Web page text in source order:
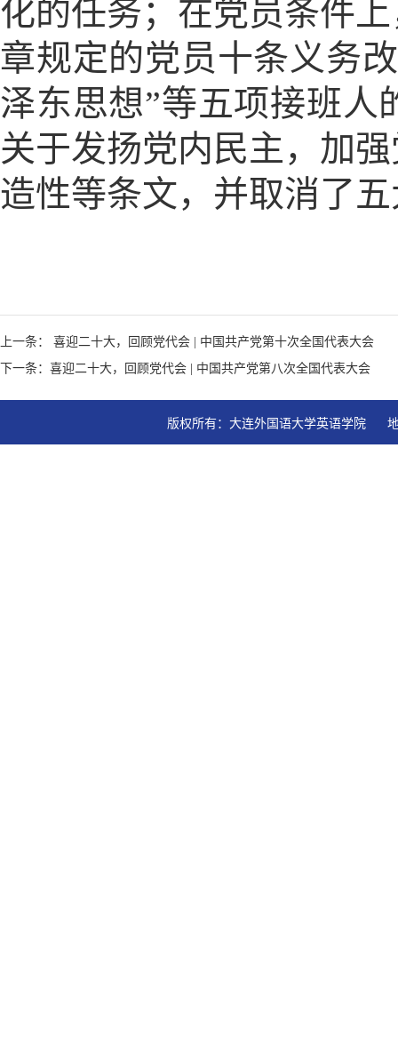
化的任务；在党员条件
章规定的党员十条义务
泽东思想”等五项接班人
关于发扬党内民主，加
造性等条文，并取消了
上一条： 喜迎二十大，回顾党代会 | 中国共产党第十次全国代表大会
下一条：喜迎二十大，回顾党代会 | 中国共产党第八次全国代表大会
版权所有：大连外国语大学英语学院